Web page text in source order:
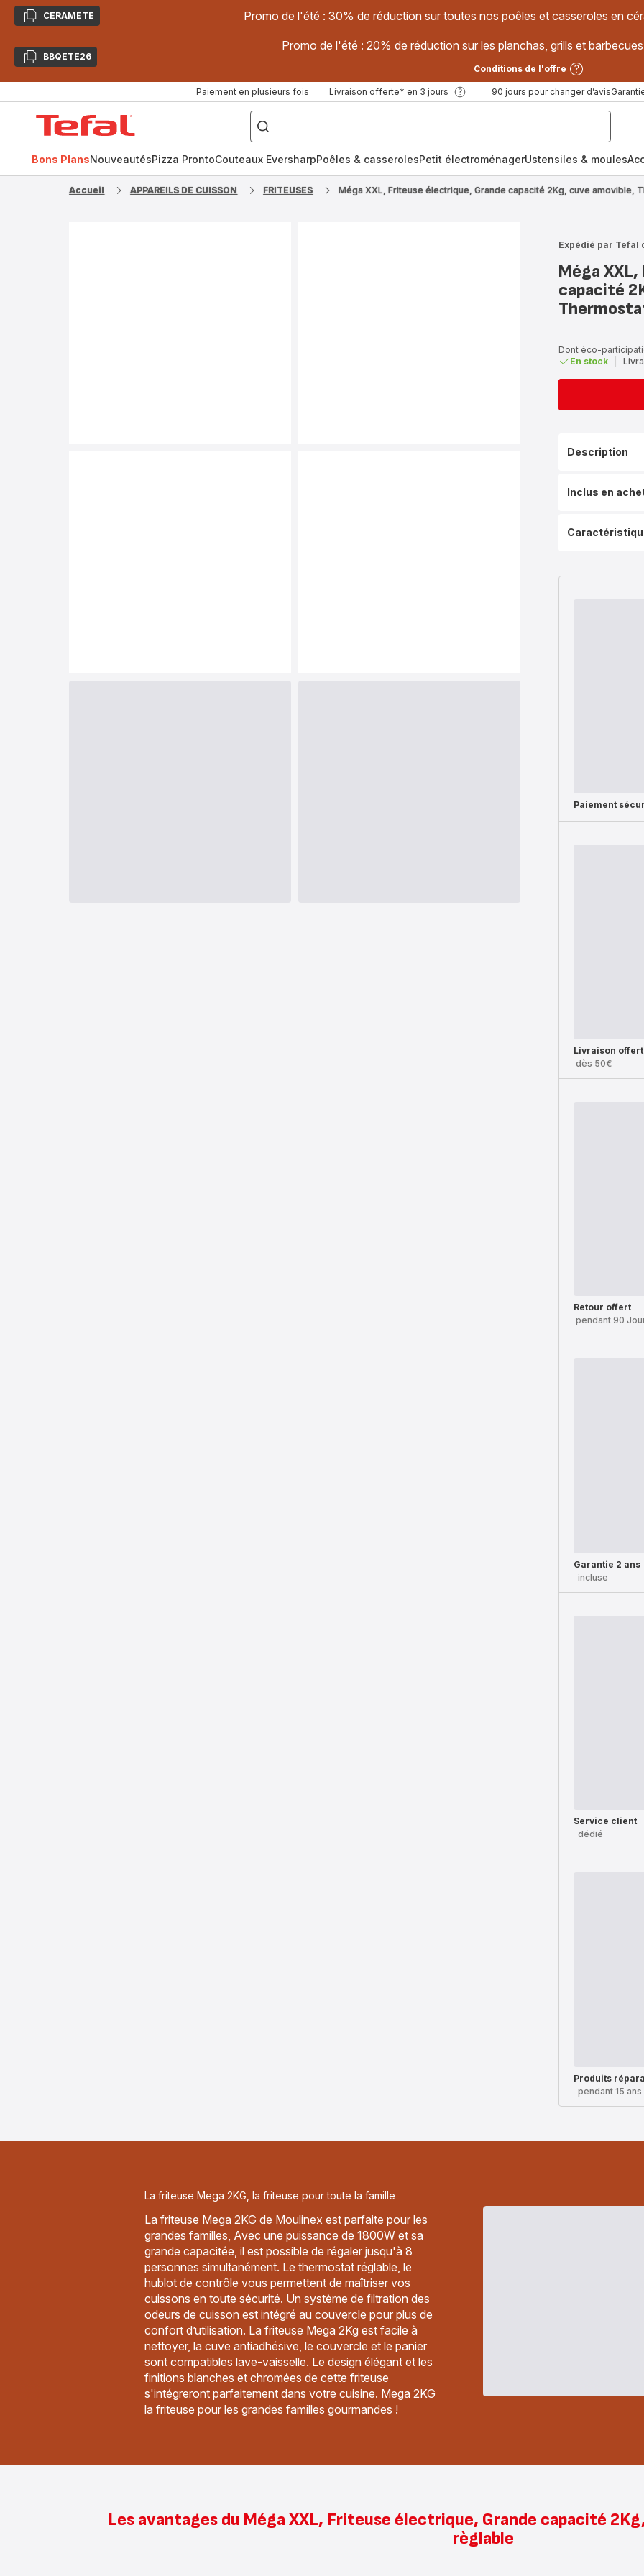
CopierCERAMETE Promo de l'été : 30% de réduction sur toutes nos poêles et casseroles en
CopierBBQETE26
Promo de l'été : 20% de réduction sur les planchas, grills et
Conditions de l'offre
Paiement en plusieurs fois Livraison offerte* en 3 jours 90 jours pour changer d’avis
["Poêles
inox,
Cake
Factory,
Bons PlansNouveautésPizza ProntoCouteaux EversharpPoêles & casserolesPetit électroménagerUstensiles & moules
Accueil APPAREILS DE CUISSON FRITEUSES Méga XXL, Friteuse électrique, Grande capacité 2Kg, cuve amovible,
Expédié par Tefal
Méga
capacité
Dont éco-
En stock
Description
Inclus en
Paiement
Livraison
dès 50€
Retour offert
pendant 90
Garantie 2 ans
incluse
Service client
dédié
Produits
pendant 15 ans
La friteuse Mega 2KG, la friteuse pour toute la famille
La friteuse Mega 2KG de Moulinex est parfaite pour les
grandes familles, Avec une puissance de 1800W et sa
grande capacitée, il est possible de régaler jusqu'à 8
personnes simultanément. Le thermostat réglable, le
hublot de contrôle vous permettent de maîtriser vos
cuissons en toute sécurité. Un système de filtration des
odeurs de cuisson est intégré au couvercle pour plus de
confort d’utilisation. La friteuse Mega 2Kg est facile à
nettoyer, la cuve antiadhésive, le couvercle et le panier
sont compatibles lave-vaisselle. Le design élégant et les
finitions blanches et chromées de cette friteuse
s'intégreront parfaitement dans votre cuisine. Mega 2KG
la friteuse pour les grandes familles gourmandes !
Les avantages du Méga XXL, Friteuse électrique, Grande capacité
règlable